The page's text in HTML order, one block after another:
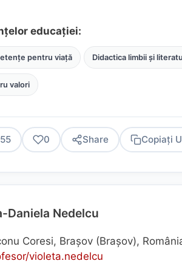
educației:
pentru viață Didactica limbii și
valori
0 Share Copiați
Daniela Nedelcu
Coresi, Brașov (Braşov),
violeta.nedelcu